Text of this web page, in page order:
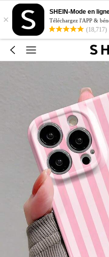
×
SHEIN-Mode en
Téléchargez l'APP &
(18,717)